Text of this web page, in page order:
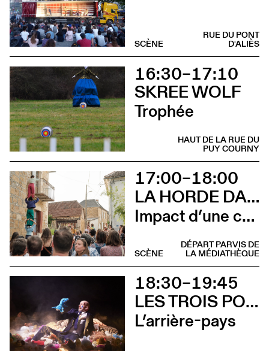
RUE DU PONT
D'ALIÈS
SCÈNE
16:30–17:10
SKREE WOLF
Trophée
HAUT DE LA RUE DU
PUY COURNY
17:00–18:00
LA HORDE DANS LES PAVÉS
Impact d’une course [Aurillac] X Stadium
DÉPART PARVIS DE
LA MÉDIATHÈQUE
SCÈNE
18:30–19:45
LES TROIS POINTS DE SUSPENSION & 3615 DAKOTA
L’arrière-pays